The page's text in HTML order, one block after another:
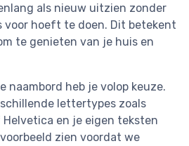
als nieuw uitzien zonder
voor hoeft te doen. Dit betekent
te genieten van je huis en
naambord heb je volop keuze.
lettertypes zoals
Helvetica en je eigen teksten
zien voordat we